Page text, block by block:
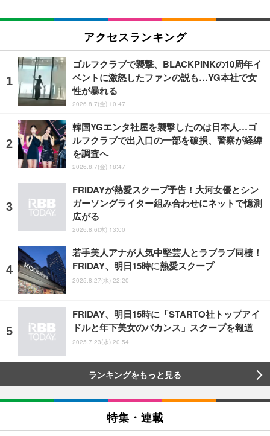
アクセスランキング
ゴルフクラブで襲撃、BLACKPINKの10周年イ
ベントに激怒したファンの説も…YG本社で女
性が暴れる
2026.8.7(金) 10:47
韓国YGエンタ社屋を襲撃したのは日本人…ゴ
ルフクラブで出入口の一部を破損、警察が経緯
を調査へ
2026.8.7(金) 18:47
FRIDAYが熱愛スクープ予告！大河女優とシン
ガーソングライター組み合わせにネットで憶測
広がる
2026.8.6(木) 13:00
若手美人アナが人気中堅芸人とラブラブ同棲！
FRIDAY、明日15時に熱愛スクープ
2025.8.27(水) 22:20
FRIDAY、明日15時に「STARTO社トップアイ
ドルと年下美女のバカンス」スクープを報道
2025.7.23(水) 20:54
ランキングをもっと見る
特集・連載